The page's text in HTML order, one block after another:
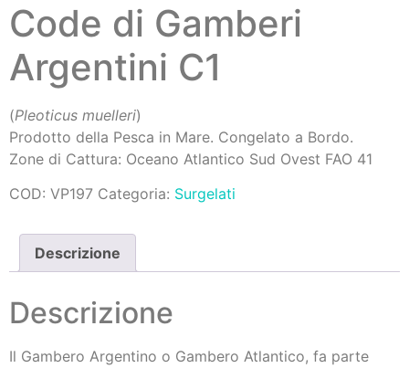
Code di Gamberi
Argentini C1
(Pleoticus muelleri)
Prodotto della Pesca in Mare. Congelato a Bordo.
Zone di Cattura: Oceano Atlantico Sud Ovest FAO 41
COD: VP197 Categoria: Surgelati
Descrizione
Descrizione
Il Gambero Argentino o Gambero Atlantico, fa parte